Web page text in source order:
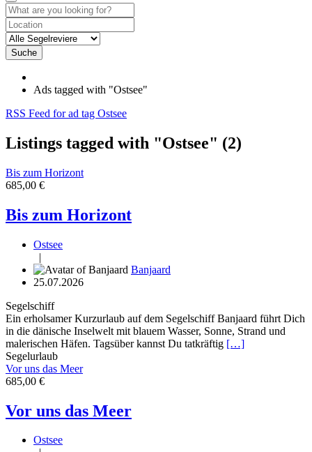
Suche
Ads tagged with "Ostsee"
RSS Feed for ad tag Ostsee
Listings tagged with "Ostsee" (2)
Bis zum Horizont
685,00 €
Bis zum Horizont
Ostsee
|
Banjaard
25.07.2026
Segelschiff
Ein erholsamer Kurzurlaub auf dem Segelschiff Banjaard führt Dich
in die dänische Inselwelt mit blauem Wasser, Sonne, Strand und
malerischen Häfen. Tagsüber kannst Du tatkräftig […]
Segelurlaub
Vor uns das Meer
685,00 €
Vor uns das Meer
Ostsee